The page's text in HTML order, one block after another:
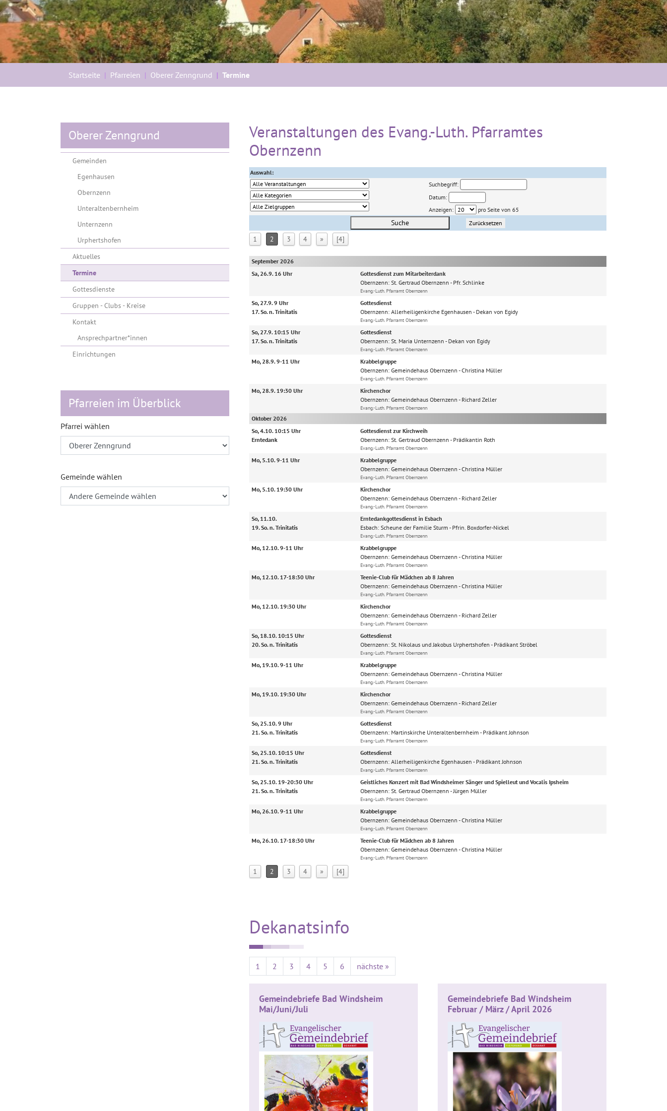
Startseite Pfarreien Oberer Zenngrund Termine
Oberer Zenngrund
Gemeinden
Egenhausen
Obernzenn
Unteraltenbernheim
Unternzenn
Urphertshofen
Aktuelles
Termine(current)
Gottesdienste
Gruppen - Clubs - Kreise
Kontakt
Ansprechpartner*innen
Einrichtungen
Pfarreien im Überblick
Pfarrei wählen
Gemeinde wählen
Veranstaltungen des Evang.-Luth. Pfarramtes
Obernzenn
Auswahl:
Suchbegriff:
Datum:
Anzeigen:
pro Seite von 65
Suche Zurücksetzen
1 2 3 4 » [4]
September 2026
Sa, 26.9. 16 Uhr
Gottesdienst zum Mitarbeiterdank
Obernzenn:St. Gertraud Obernzenn Pfr. Schlinke
Evang.-Luth. Pfarramt Obernzenn
So, 27.9. 9 Uhr
17. So. n. Trinitatis
Gottesdienst
Obernzenn:Allerheiligenkirche Egenhausen Dekan von Egidy
Evang.-Luth. Pfarramt Obernzenn
So, 27.9. 10:15 Uhr
17. So. n. Trinitatis
Gottesdienst
Obernzenn:St. Maria Unternzenn Dekan von Egidy
Evang.-Luth. Pfarramt Obernzenn
Mo, 28.9. 9-11 Uhr
Krabbelgruppe
Obernzenn:Gemeindehaus Obernzenn Christina Müller
Evang.-Luth. Pfarramt Obernzenn
Mo, 28.9. 19:30 Uhr
Kirchenchor
Obernzenn:Gemeindehaus Obernzenn Richard Zeller
Evang.-Luth. Pfarramt Obernzenn
Oktober 2026
So, 4.10. 10:15 Uhr
Erntedank
Gottesdienst zur Kirchweih
Obernzenn:St. Gertraud Obernzenn Prädikantin Roth
Evang.-Luth. Pfarramt Obernzenn
Mo, 5.10. 9-11 Uhr
Krabbelgruppe
Obernzenn:Gemeindehaus Obernzenn Christina Müller
Evang.-Luth. Pfarramt Obernzenn
Mo, 5.10. 19:30 Uhr
Kirchenchor
Obernzenn:Gemeindehaus Obernzenn Richard Zeller
Evang.-Luth. Pfarramt Obernzenn
So, 11.10.
19. So. n. Trinitatis
Erntedankgottesdienst in Esbach
Esbach:Scheune der Familie Sturm Pfrin. Boxdorfer-Nickel
Evang.-Luth. Pfarramt Obernzenn
Mo, 12.10. 9-11 Uhr
Krabbelgruppe
Obernzenn:Gemeindehaus Obernzenn Christina Müller
Evang.-Luth. Pfarramt Obernzenn
Mo, 12.10. 17-18:30 Uhr
Teenie-Club für Mädchen ab 8 Jahren
Obernzenn:Gemeindehaus Obernzenn Christina Müller
Evang.-Luth. Pfarramt Obernzenn
Mo, 12.10. 19:30 Uhr
Kirchenchor
Obernzenn:Gemeindehaus Obernzenn Richard Zeller
Evang.-Luth. Pfarramt Obernzenn
So, 18.10. 10:15 Uhr
20. So. n. Trinitatis
Gottesdienst
Obernzenn:St. Nikolaus und Jakobus Urphertshofen Prädikant Ströbel
Evang.-Luth. Pfarramt Obernzenn
Mo, 19.10. 9-11 Uhr
Krabbelgruppe
Obernzenn:Gemeindehaus Obernzenn Christina Müller
Evang.-Luth. Pfarramt Obernzenn
Mo, 19.10. 19:30 Uhr
Kirchenchor
Obernzenn:Gemeindehaus Obernzenn Richard Zeller
Evang.-Luth. Pfarramt Obernzenn
So, 25.10. 9 Uhr
21. So. n. Trinitatis
Gottesdienst
Obernzenn: Martinskirche Unteraltenbernheim Prädikant Johnson
Evang.-Luth. Pfarramt Obernzenn
So, 25.10. 10:15 Uhr
21. So. n. Trinitatis
Gottesdienst
Obernzenn:Allerheiligenkirche Egenhausen Prädikant Johnson
Evang.-Luth. Pfarramt Obernzenn
So, 25.10. 19-20:30 Uhr
21. So. n. Trinitatis
Geistliches Konzert mit Bad Windsheimer Sänger und Spielleut und Vocalis Ipsheim
Obernzenn:St. Gertraud Obernzenn Jürgen Müller
Evang.-Luth. Pfarramt Obernzenn
Mo, 26.10. 9-11 Uhr
Krabbelgruppe
Obernzenn:Gemeindehaus Obernzenn Christina Müller
Evang.-Luth. Pfarramt Obernzenn
Mo, 26.10. 17-18:30 Uhr
Teenie-Club für Mädchen ab 8 Jahren
Obernzenn:Gemeindehaus Obernzenn Christina Müller
Evang.-Luth. Pfarramt Obernzenn
1 2 3 4 » [4]
Dekanatsinfo
1 2 3 4 5 6 nächste »
Gemeindebriefe Bad Windsheim
Mai/Juni/Juli
Gemeindebriefe Bad Windsheim
Februar / März / April 2026